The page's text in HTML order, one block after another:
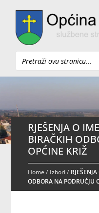
Pretraži
RJEŠENJA O
BIRAČKIH
OPĆINE KRIŽ
Home/ Izbori/
ODBORA NA PODRUČJU